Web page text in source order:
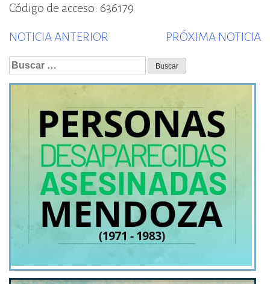
Código de acceso: 636179
NOTICIA ANTERIOR
post:
PRÓXIMA NOTICIA
Buscar: